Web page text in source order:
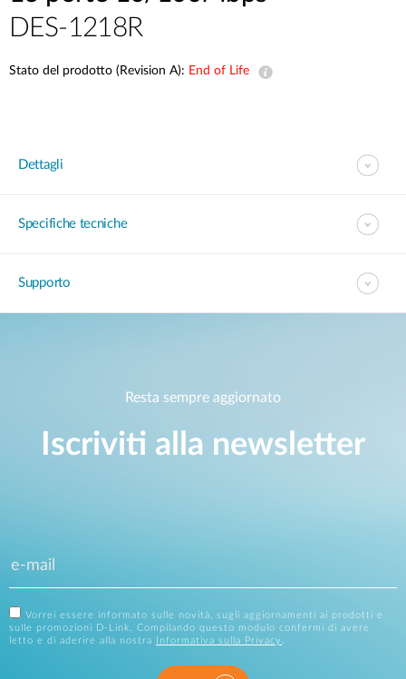
DES-1218R
Stato del prodotto (Revision A): End of Life
Dettagli
Specifiche tecniche
Supporto
Resta sempre aggiornato
Iscriviti alla newsletter
Vorrei essere informato sulle novità, sugli aggiornamenti ai prodotti e
sulle promozioni D-Link. Compilando questo modulo confermi di avere
letto e di aderire alla nostra
Informativa sulla Privacy .